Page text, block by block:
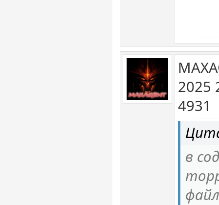
2025
4931
в